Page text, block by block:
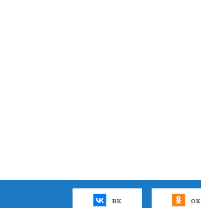
вк ок